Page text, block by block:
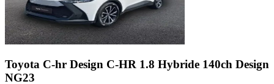
Toyota C-hr Design C-HR 1.8 Hybride 140ch Design
NG23